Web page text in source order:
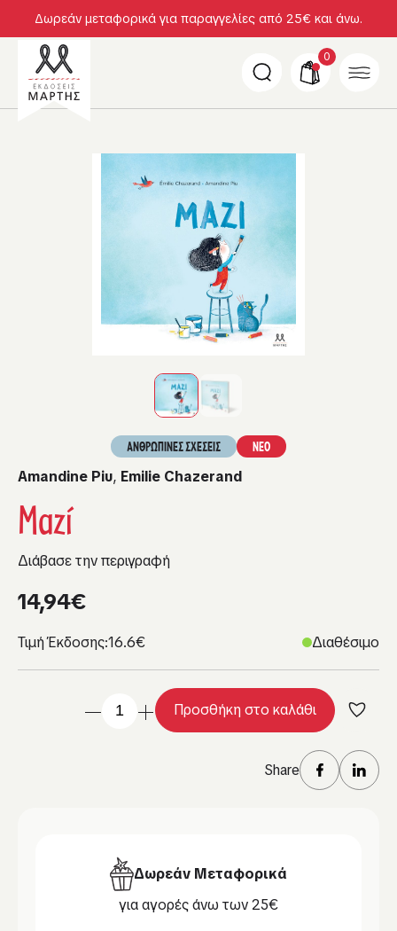
Δωρεάν μεταφορικά για παραγγελίες από 25€ και άνω.
0
ΑΝΘΡΩΠΙΝΕΣ ΣΧΕΣΕΙΣ ΝΕΟ
Amandine Piu, Emilie Chazerand
Μαζί
Διάβασε την περιγραφή
14,94€
Τιμή Έκδοσης:16.6€ Διαθέσιμο
Προσθήκη στο καλάθι
Share
Δωρεάν Μεταφορικά
για αγορές άνω των 25€